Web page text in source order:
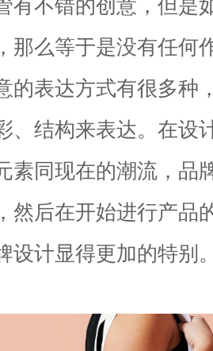
那么等于是没有任何
的表达方式有很多种
、结构来表达。在设
素同现在的潮流，品
然后在开始进行产品
设计显得更加的特别